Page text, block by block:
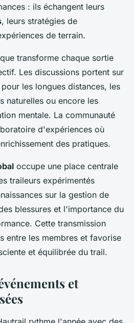
: ils échangent leurs
, leurs stratégies de
de terrain.
transforme chaque sortie
Les discussions portent sur
les longues distances, les
naturelles ou encore les
mentale. La communauté
d'expériences où
des pratiques.
occupe une place centrale
traileurs expérimentés
sur la gestion de
blessures et l'importance du
Cette transmission
entre les membres et favorise
et équilibrée du trail.
et